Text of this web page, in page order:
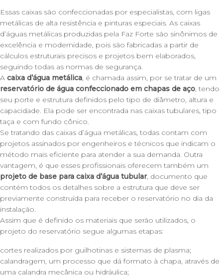
Essas caixas são confeccionadas por especialistas, com ligas
metálicas de alta resistência e pinturas especiais. As caixas
d’águas metálicas produzidas pela Faz Forte são sinônimos de
excelência e modernidade, pois são fabricadas a partir de
cálculos estruturais precisos e projetos bem elaborados,
seguindo todas as normas de segurança.
A caixa d’água metálica , é chamada assim, por se tratar de um
reservatório de água confeccionado em chapas de aço , tendo
seu porte e estrutura definidos pelo tipo de diâmetro, altura e
capacidade. Ela pode ser encontrada nas caixas tubulares, tipo
taça e com fundo cônico
Se tratando das caixas d’água metálicas, todas contam com
projetos assinados por engenheiros e técnicos que indicam o
método mais eficiente para atender a sua demanda. Outra
vantagem, é que esses profissionais oferecem também um
projeto de base para caixa d’água tubular, documento que
contém todos os detalhes sobre a estrutura que deve ser
previamente construída para receber o reservatório no dia da
instalação.
Assim que é definido os materiais que serão utilizados, o
projeto do reservatório segue algumas etapas:
cortes realizados por guilhotinas e sistemas de plasma;
calandragem, um processo que dá formato à chapa, através de
uma calandra mecânica ou hidráulica;